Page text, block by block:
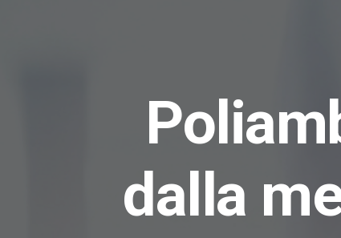
dalla